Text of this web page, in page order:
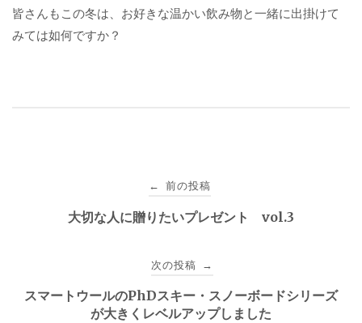
皆さんもこの冬は、お好きな温かい飲み物と一緒に出掛けて
みては如何ですか？
← 前の投稿
大切な人に贈りたいプレゼント vol.3
次の投稿 →
スマートウールのPhDスキー・スノーボードシリーズ
が大きくレベルアップしました